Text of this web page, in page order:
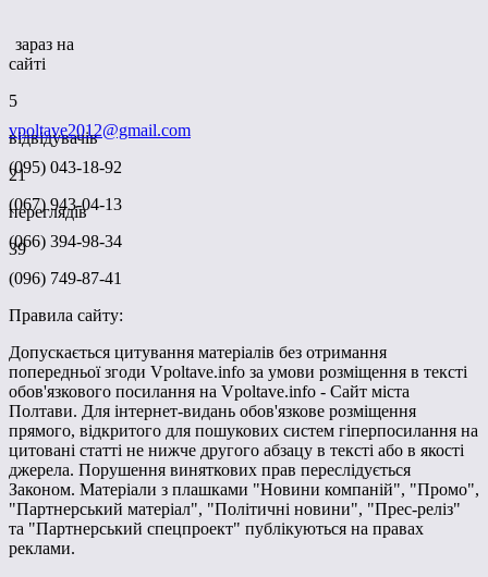
зараз на
сайті
5
відвідувачів
21
переглядів
39
vpoltave2012@gmail.com
(095) 043-18-92
(067) 943-04-13
(066) 394-98-34
(096) 749-87-41
Правила сайту:
Допускається цитування матеріалів без отримання
попередньої згоди Vpoltave.info за умови розміщення в тексті
обов'язкового посилання на Vpoltave.info - Сайт міста
Полтави. Для інтернет-видань обов'язкове розміщення
прямого, відкритого для пошукових систем гіперпосилання на
цитовані статті не нижче другого абзацу в тексті або в якості
джерела. Порушення виняткових прав переслідується
Законом. Матеріали з плашками "Новини компаній", "Промо",
"Партнерський матеріал", "Політичні новини", "Прес-реліз"
та "Партнерський спецпроект" публікуються на правах
реклами.